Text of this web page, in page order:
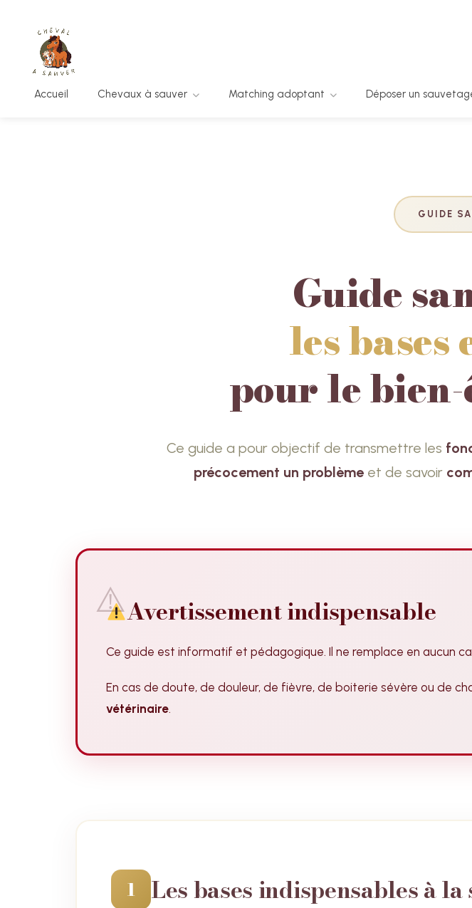
Accueil Chevaux à sauver Matching adoptant Déposer un
GUIDE
Guide
les bases
pour le
Ce guide a pour objectif de transmettre les
précocement un problèmeet de savoir
Avertissement indispensable
Ce guide est informatif et pédagogique. Il ne remplace en aucun
En cas de doute, de douleur, de fièvre, de boiterie sévère ou de
vétérinaire.
1 Les bases indispensables à